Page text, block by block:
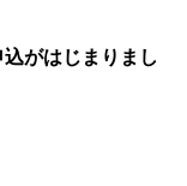
がはじまりまし